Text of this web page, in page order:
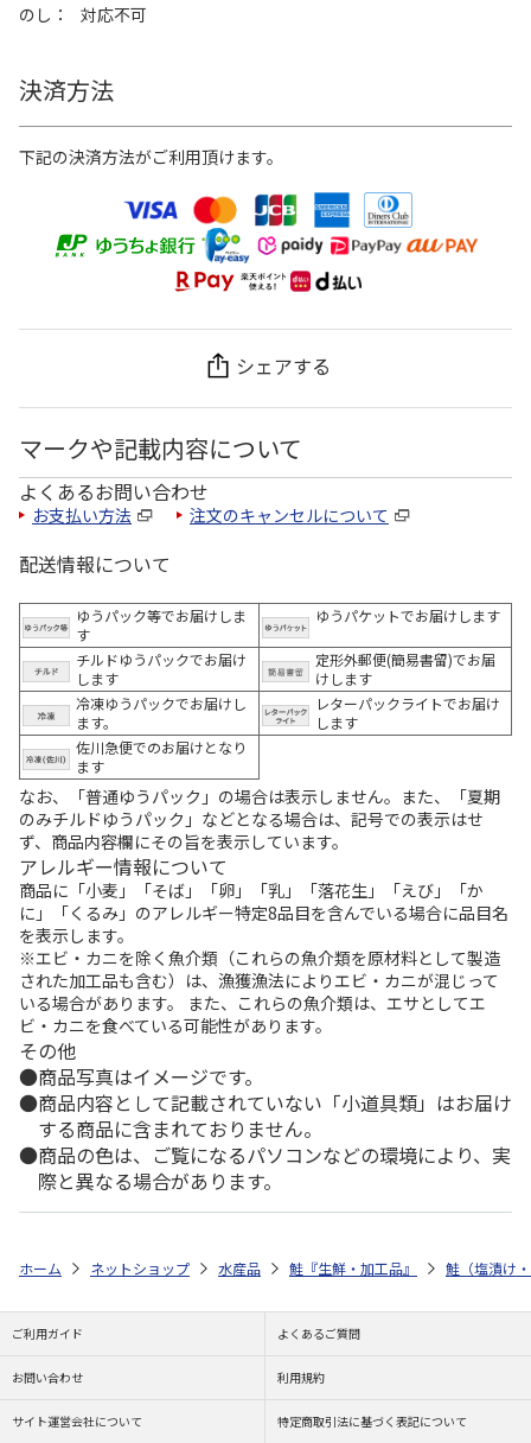
のし
対応不可
決済方法
下記の決済方法がご利用頂けます。
シェアする
マークや記載内容について
よくあるお問い合わせ
お支払い方法 注文のキャンセルについて
配送情報について
ゆうパック等でお届けしま
す
ゆうパケットでお届けします
チルドゆうパックでお届け
します
定形外郵便(簡易書留)でお届
けします
冷凍ゆうパックでお届けし
ます。
レターパックライトでお届け
します
佐川急便でのお届けとなり
ます
なお、「普通ゆうパック」の場合は表示しません。また、「夏期
のみチルドゆうパック」などとなる場合は、記号での表示はせ
ず、商品内容欄にその旨を表示しています。
アレルギー情報について
商品に「小麦」「そば」「卵」「乳」「落花生」「えび」「か
に」「くるみ」のアレルギー特定8品目を含んでいる場合に品目名
を表示します。
※エビ・カニを除く魚介類（これらの魚介類を原材料として製造
された加工品も含む）は、漁獲漁法によりエビ・カニが混じって
いる場合があります。 また、これらの魚介類は、エサとしてエ
ビ・カニを食べている可能性があります。
その他
商品写真はイメージです。
商品内容として記載されていない「小道具類」はお届け
する商品に含まれておりません。
商品の色は、ご覧になるパソコンなどの環境により、実
際と異なる場合があります。
ホーム ネットショップ 水産品 鮭『生鮮・加工品』 鮭（塩漬け
ご利用ガイド よくあるご質問
お問い合わせ 利用規約
サイト運営会社について 特定商取引法に基づく表記について